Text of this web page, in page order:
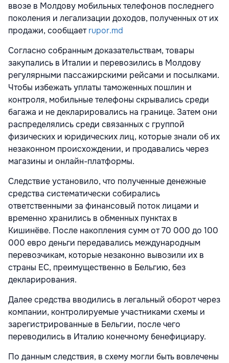
ввозе в Молдову мобильных телефонов последнего
поколения и легализации доходов, полученных от их
продажи, сообщаетrupor.md
Согласно собранным доказательствам, товары
закупались в Италии и перевозились в Молдову
регулярными пассажирскими рейсами и посылками.
Чтобы избежать уплаты таможенных пошлин и
контроля, мобильные телефоны скрывались среди
багажа и не декларировались на границе. Затем они
распределялись среди связанных с группой
физических и юридических лиц, которые знали об их
незаконном происхождении, и продавались через
магазины и онлайн-платформы.
Следствие установило, что полученные денежные
средства систематически собирались
ответственными за финансовый поток лицами и
временно хранились в обменных пунктах в
Кишинёве. После накопления сумм от 70 000 до 100
000 евро деньги передавались международным
перевозчикам, которые незаконно вывозили их в
страны ЕС, преимущественно в Бельгию, без
декларирования.
Далее средства вводились в легальный оборот через
компании, контролируемые участниками схемы и
зарегистрированные в Бельгии, после чего
переводились в Италию конечному бенефициару.
По данным следствия, в схему могли быть вовлечены